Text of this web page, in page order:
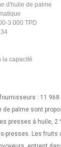
d'huile de palme
3 000 TPD
la capacité
: 11
palme sont
presses à huile, 2
presses. Les fruits